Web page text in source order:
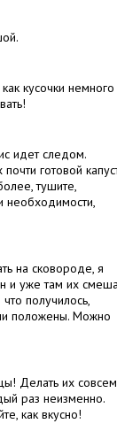
кусочки немного
идет следом.
готовой
тушите,
необходимости,
на сковороде, я
и уже там их
получилось,
положены. Можно
Делать их совсем
раз неизменно.
как вкусно!